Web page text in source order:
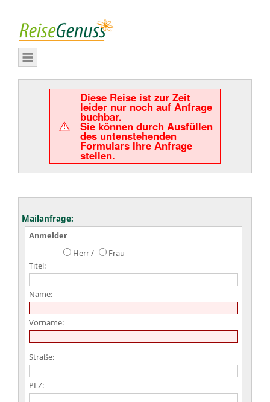
Diese Reise ist zur Zeit
leider nur noch auf Anfrage
buchbar.
Sie können durch Ausfüllen
des untenstehenden
Formulars Ihre Anfrage
stellen.
Mailanfrage:
Anmelder
Herr /
Frau
Titel:
Name:
Vorname:
Straße:
PLZ: